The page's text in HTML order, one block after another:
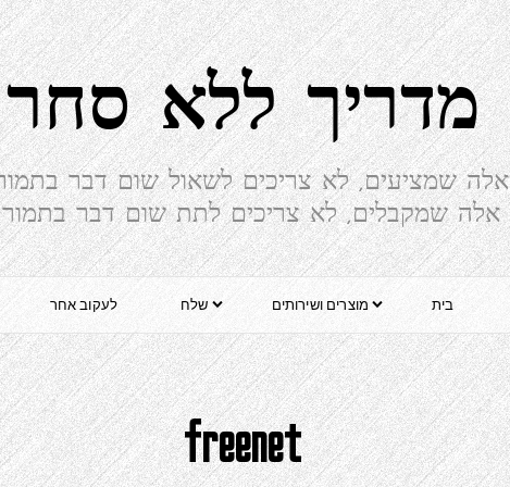
מדריך ללא סחר
אלה שמציעים, לא צריכים לשאול שום דבר
אלה שמקבלים, לא צריכים לתת שום דבר
בית מוצרים ושירותים שלח לעקוב אחר
freenet